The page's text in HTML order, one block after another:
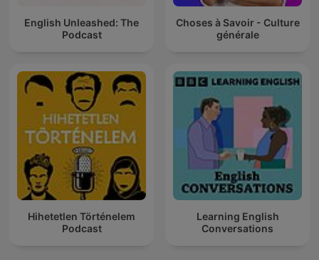
English Unleashed: The
Podcast
Choses à Savoir - Culture
générale
Hihetetlen Történelem
Podcast
Learning English
Conversations